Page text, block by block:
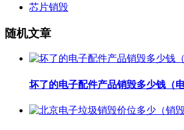
芯片销毁
随机文章
坏了的电子配件产品销毁多少钱（